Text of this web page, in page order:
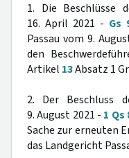
1. Die Beschlüsse
16. April 2021 - Gs
Passau vom 9.
den
Artikel 13Absatz 1
2. Der Beschluss
9. August 2021 - 1 Qs
Sache zur erneuten
das Landgericht